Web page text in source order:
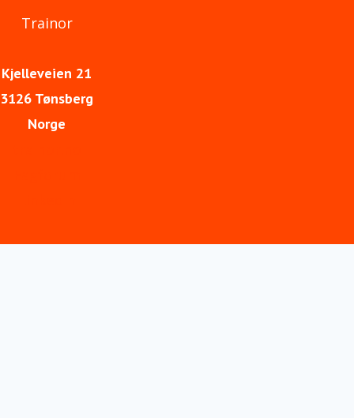
Trainor
Kjelleveien 21
3126 Tønsberg
Norge